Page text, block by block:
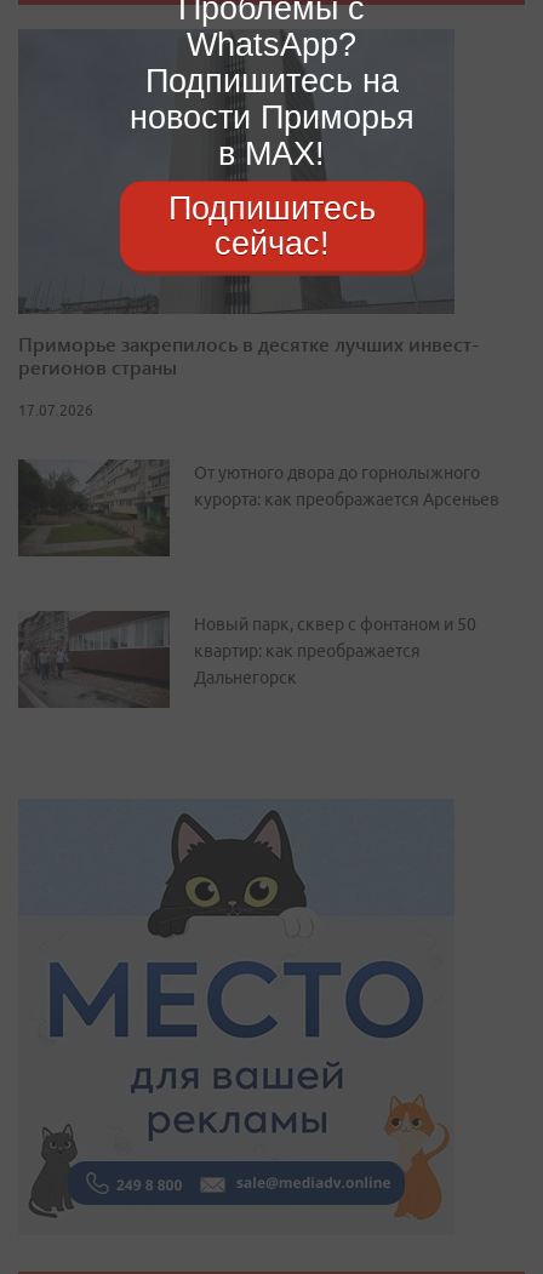
Приморье закрепилось в десятке лучших инвест-
регионов страны
17.07.2026
От уютного двора до горнолыжного
курорта: как преображается Арсеньев
Новый парк, сквер с фонтаном и 50
квартир: как преображается
Дальнегорск
Проблемы с
WhatsApp?
Подпишитесь на
новости Приморья
в MAX!
Подпишитесь
сейчас!